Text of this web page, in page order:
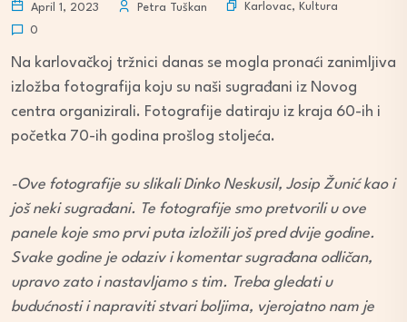
April 1, 2023 Petra Tuškan Karlovac, Kultura
0
Na karlovačkoj tržnici danas se mogla pronaći zanimljiva
izložba fotografija koju su naši sugrađani iz Novog
centra organizirali. Fotografije datiraju iz kraja 60-ih i
početka 70-ih godina prošlog stoljeća.
-Ove fotografije su slikali Dinko Neskusil, Josip Žunić kao i
još neki sugrađani. Te fotografije smo pretvorili u ove
panele koje smo prvi puta izložili još pred dvije godine.
Svake godine je odaziv i komentar sugrađana odličan,
upravo zato i nastavljamo s tim. Treba gledati u
budućnosti i napraviti stvari boljima, vjerojatno nam je